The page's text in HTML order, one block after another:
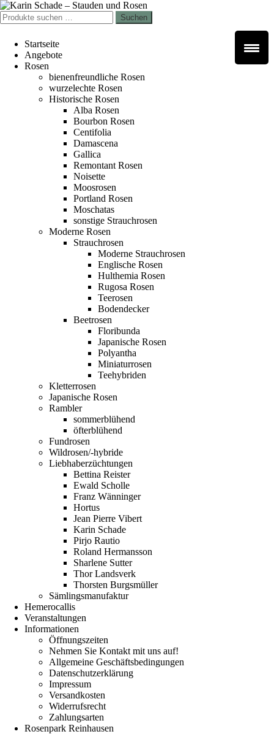
Zur
Navigation
springen
Zum
Inhalt
springen
Suchen
nach:
Suchen
Startseite
Angebote
Rosen
bienenfreundliche Rosen
wurzelechte Rosen
Historische Rosen
Alba Rosen
Bourbon Rosen
Centifolia
Damascena
Gallica
Remontant Rosen
Noisette
Moosrosen
Portland Rosen
Moschatas
sonstige Strauchrosen
Moderne Rosen
Strauchrosen
Moderne Strauchrosen
Englische Rosen
Hulthemia Rosen
Rugosa Rosen
Teerosen
Bodendecker
Beetrosen
Floribunda
Japanische Rosen
Polyantha
Miniaturrosen
Teehybriden
Kletterrosen
Japanische Rosen
Rambler
sommerblühend
öfterblühend
Fundrosen
Wildrosen/-hybride
Liebhaberzüchtungen
Bettina Reister
Ewald Scholle
Franz Wänninger
Hortus
Jean Pierre Vibert
Karin Schade
Pirjo Rautio
Roland Hermansson
Sharlene Sutter
Thor Landsverk
Thorsten Burgsmüller
Sämlingsmanufaktur
Hemerocallis
Veranstaltungen
Informationen
Öffnungszeiten
Nehmen Sie Kontakt mit uns auf!
Allgemeine Geschäftsbedingungen
Datenschutzerklärung
Impressum
Versandkosten
Widerrufsrecht
Zahlungsarten
Rosenpark Reinhausen